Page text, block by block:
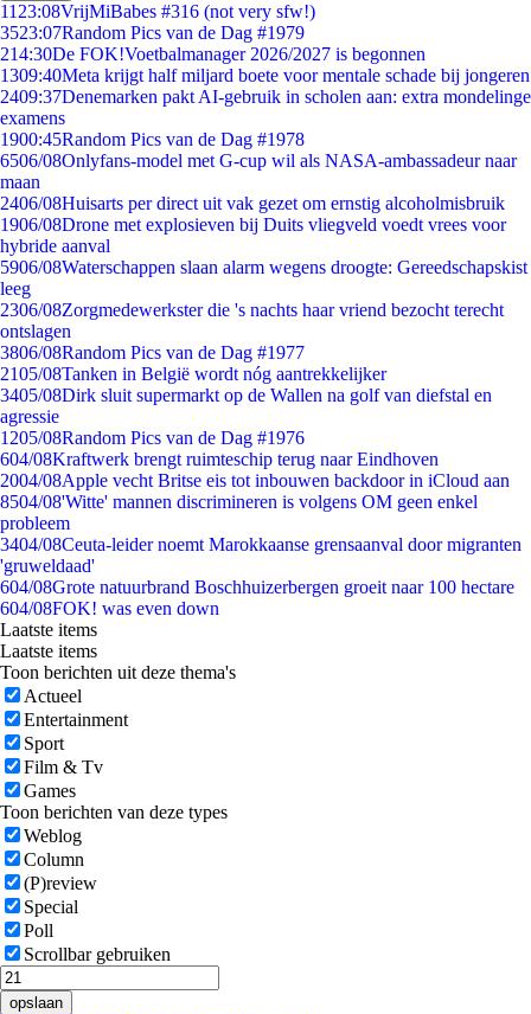
11 23:08VrijMiBabes #316 (not very sfw!)
3523:07Random Pics van de Dag #1979
214:30De FOK!Voetbalmanager 2026/2027 is begonnen
1309:40Meta krijgt half miljard boete voor mentale schade bij jongeren
2409:37Denemarken pakt AI-gebruik in scholen aan: extra mondelinge
examens
1900:45Random Pics van de Dag #1978
6506/08Onlyfans-model met G-cup wil als NASA-ambassadeur naar
maan
2406/08Huisarts per direct uit vak gezet om ernstig alcoholmisbruik
1906/08Drone met explosieven bij Duits vliegveld voedt vrees voor
hybride aanval
5906/08Waterschappen slaan alarm wegens droogte: Gereedschapskist
leeg
2306/08Zorgmedewerkster die 's nachts haar vriend bezocht terecht
ontslagen
3806/08Random Pics van de Dag #1977
2105/08Tanken in België wordt nóg aantrekkelijker
3405/08Dirk sluit supermarkt op de Wallen na golf van diefstal en
agressie
1205/08Random Pics van de Dag #1976
604/08Kraftwerk brengt ruimteschip terug naar Eindhoven
2004/08Apple vecht Britse eis tot inbouwen backdoor in iCloud aan
8504/08'Witte' mannen discrimineren is volgens OM geen enkel
probleem
3404/08Ceuta-leider noemt Marokkaanse grensaanval door migranten
'gruweldaad'
604/08Grote natuurbrand Boschhuizerbergen groeit naar 100 hectare
604/08FOK! was even down
Laatste items
Laatste items
Toon berichten uit deze thema's
Actueel
Entertainment
Sport
Film & Tv
Games
Toon berichten van deze types
Weblog
Column
(P)review
Special
Poll
Scrollbar gebruiken
opslaan